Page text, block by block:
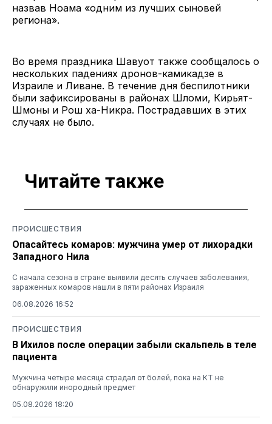
назвав Ноама «одним из лучших сыновей
региона».
Во время праздника Шавуот также сообщалось о
нескольких падениях дронов-камикадзе в
Израиле и Ливане. В течение дня беспилотники
были зафиксированы в районах Шломи, Кирьят-
Шмоны и Рош ха-Никра. Пострадавших в этих
случаях не было.
Читайте также
ПРОИСШЕСТВИЯ
Опасайтесь комаров: мужчина умер от лихорадки
Западного Нила
С начала сезона в стране выявили десять случаев заболевания,
зараженных комаров нашли в пяти районах Израиля
06.08.2026 16:52
ПРОИСШЕСТВИЯ
В Ихилов после операции забыли скальпель в теле
пациента
Мужчина четыре месяца страдал от болей, пока на КТ не
обнаружили инородный предмет
05.08.2026 18:20